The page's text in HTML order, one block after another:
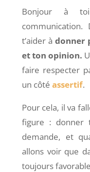
Bonjour à
communication.
t’aider à donner
et ton opinion.
faire respecter
un côté assertif.
Pour cela, il va
figure : donner
demande, et
allons voir que
toujours